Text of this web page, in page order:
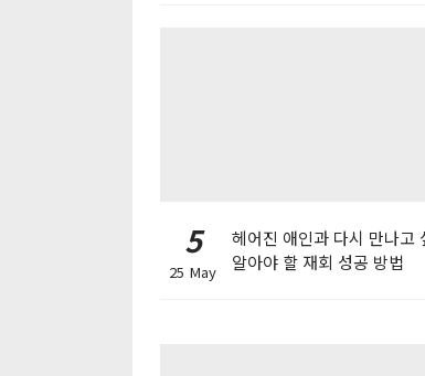
5
25 May
헤어진 애인과 다시 만나고
알아야 할 재회 성공 방법